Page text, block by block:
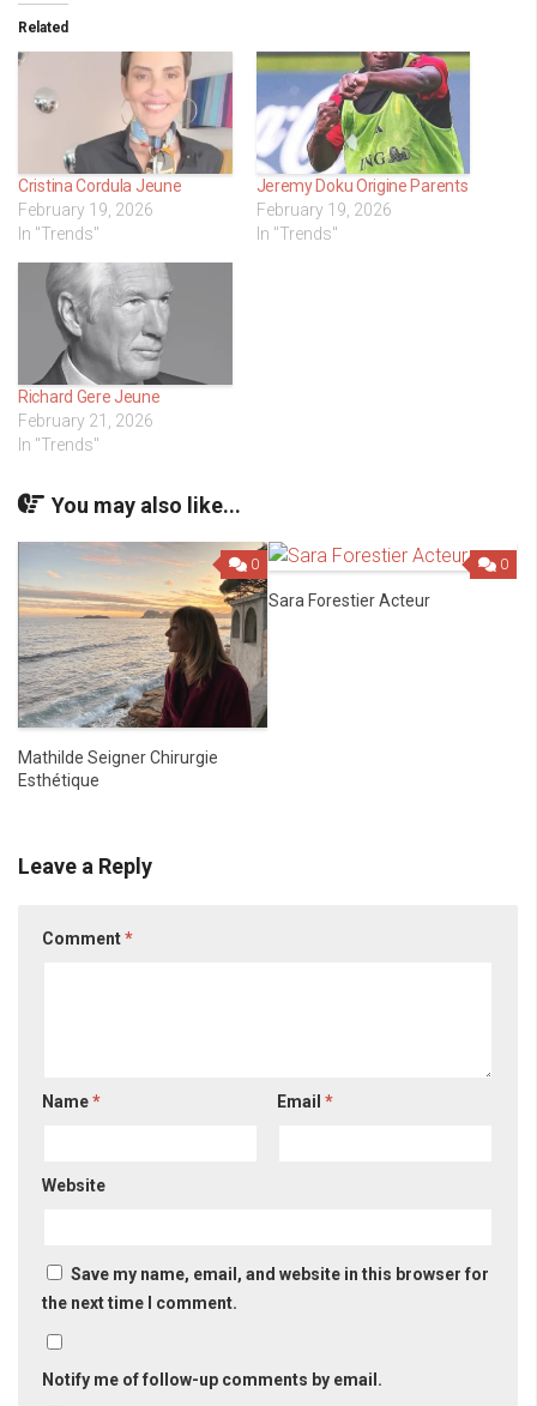
Related
Cristina Cordula Jeune
February 19, 2026
In "Trends"
Jeremy Doku Origine Parents
February 19, 2026
In "Trends"
Richard Gere Jeune
February 21, 2026
In "Trends"
You may also like...
0
Mathilde Seigner Chirurgie
Esthétique
0
Sara Forestier Acteur
Leave a Reply
Comment*
Name* Email*
Website
Save my name, email, and website in this browser for
the next time I comment.
Notify me of follow-up comments by email.